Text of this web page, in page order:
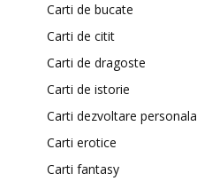
Carti de bucate
Carti de citit
Carti de dragoste
Carti de istorie
Carti dezvoltare personala
Carti erotice
Carti fantasy